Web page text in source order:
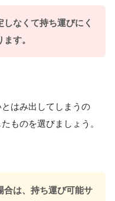
なくて持ち運びにく
す。
はみ出してしまうの
ものを選びましょう。
合は、持ち運び可能サ